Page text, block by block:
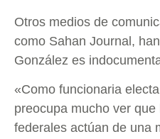
Otros medios de
como Sahan Journal,
González es
«Como funcionaria
preocupa mucho ver
federales actúan de una